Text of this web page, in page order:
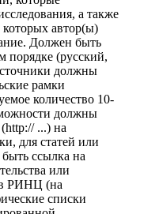
а также
автор(ы)
Должен быть
порядке (русский,
должны
рамки
количество 10-
должны
...) на
для статей или
ссылка на
или
РИНЦ (на
списки